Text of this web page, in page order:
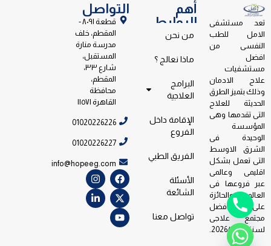
تعد مستشفى
الامل للطب
النفسى من
افضل
مستشفيات
علاج الادمان
وذلك بتميز الطرق
الحديثة للعلاج
التى تقدمها وهى
المؤسسة
الوحيدة فى
الشرق الاوسط
التى تعمل بشكل
اقليمى وعالمى
عبر فروعها فى
العالم والحائزة
على جائزة افضل
مجتمع علاجى
لسنة 2026/2023.
أهم
الروابط
من نحن
ماذا نعالج ؟
البرامج
العلاجية
الإقامة داخل
الفروع
الفريق الطبي
الأسئلة
الشائعة
تواصل معنا
التواصل
قطعة ٨٠٩١ -
المقطم، خلف
مدرسة منارة
المستقبل،
شارع ٣٣،
المقطم،
محافظة
القاهرة ١١٥٧١
01020226226
01020226227
info@hopeeg.com